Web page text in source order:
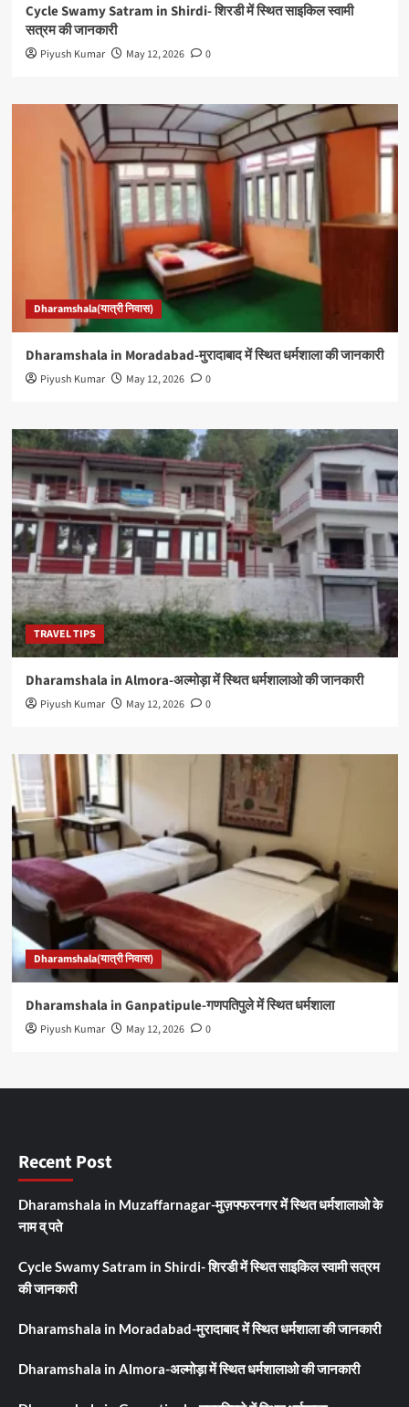
Cycle Swamy Satram in Shirdi- शिरडी में स्थित साइकिल स्वामी
सत्रम की जानकारी
Piyush Kumar May 12, 2026 0
Dharamshala(यात्री निवास)
Dharamshala in Moradabad-मुरादाबाद में स्थित धर्मशाला की जानकारी
Piyush Kumar May 12, 2026 0
TRAVEL TIPS
Dharamshala in Almora-अल्मोड़ा में स्थित धर्मशालाओ की जानकारी
Piyush Kumar May 12, 2026 0
Dharamshala(यात्री निवास)
Dharamshala in Ganpatipule-गणपतिपुले में स्थित धर्मशाला
Piyush Kumar May 12, 2026 0
Recent Post
Dharamshala in Muzaffarnagar-मुज़फ्फरनगर में स्थित धर्मशालाओ के
नाम व् पते
Cycle Swamy Satram in Shirdi- शिरडी में स्थित साइकिल स्वामी सत्रम
की जानकारी
Dharamshala in Moradabad-मुरादाबाद में स्थित धर्मशाला की जानकारी
Dharamshala in Almora-अल्मोड़ा में स्थित धर्मशालाओ की जानकारी